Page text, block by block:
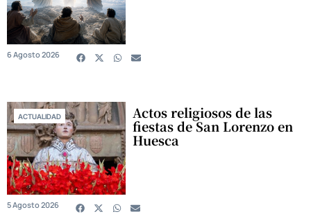
6 Agosto 2026
ACTUALIDAD Actos religiosos de las
fiestas de San Lorenzo en
Huesca
5 Agosto 2026